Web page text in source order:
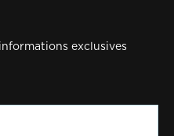
exclusives